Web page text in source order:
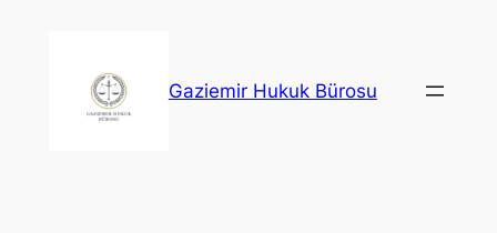
Gaziemir Hukuk Bürosu